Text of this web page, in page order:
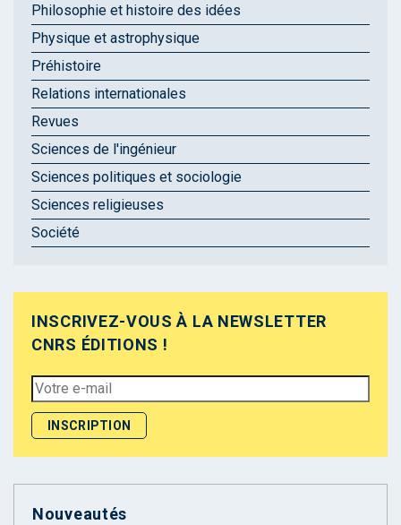
Philosophie et histoire des idées
Physique et astrophysique
Préhistoire
Relations internationales
Revues
Sciences de l'ingénieur
Sciences politiques et sociologie
Sciences religieuses
Société
INSCRIVEZ-VOUS À LA NEWSLETTER
CNRS ÉDITIONS !
Nouveautés